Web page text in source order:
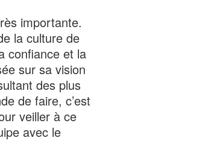
importante.
la culture de
confiance et la
sur sa vision
des plus
de faire, c’est
veiller à ce
avec le